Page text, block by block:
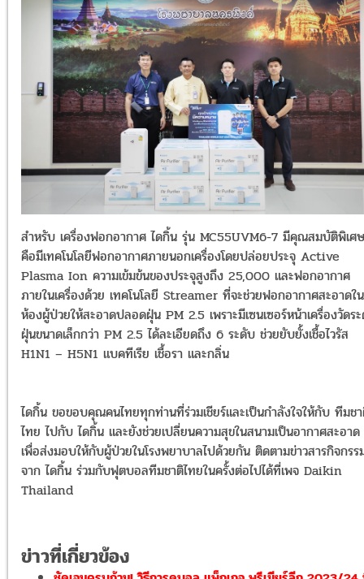
สำหรับ เครื่องฟอกอากาศ ไดกิ้น รุ่น MC55UVM6-7 มีคุณสมบัติพิเศษ
คือมีเทคโนโลยีฟอกอากาศภายนอกเครื่องโดยปล่อยประจุ Active
Plasma Ion ความเข้มข้นของประจุสูงถึง 25,000 และฟอกอากาศ
ภายในเครื่องด้วย เทคโนโลยี Streamer ที่จะช่วยฟอกอากาศสะอาดใน
ห้องผู้ป่วยให้สะอาดปลอดฝุ่น PM 2.5 เพราะมีเซนเซอร์หน้าเครื่องวัดร
ฝุ่นขนาดเล็กกว่า PM 2.5 ได้ละเอียดถึง 6 ระดับ ช่วยยับยั้งเชื้อไวรัส
H1N1 – H5N1 แบคทีเรีย เชื้อรา และกลิ่น
ไดกิ้น ขอขอบคุณคนไทยทุกท่านที่ร่วมเชียร์และเป็นกำลังใจให้กับ ทีมช
ไทย ไปกับ ไดกิ้น และยังช่วยเปลี่ยนความสุขในสนามเป็นอากาศสะอาด
เพื่อส่งมอบให้กับผู้ป่วยในโรงพยาบาลไปด้วยกัน ติดตามข่าวสารกิจกรร
จาก ไดกิ้น ร่วมกับฟุตบอลทีมชาติไทยในครั้งต่อไปได้ที่เพจ Daikin
Thailand
ข่าวที่เกี่ยวข้อง